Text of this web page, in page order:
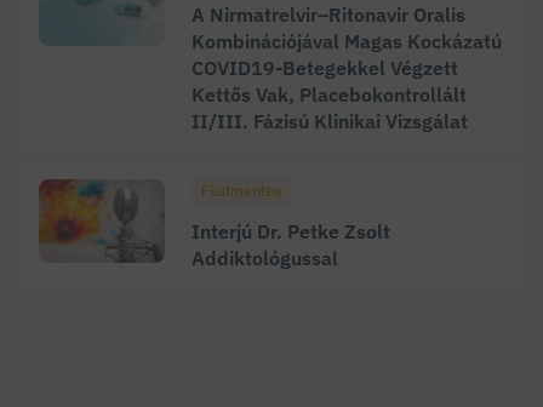
A Nirmatrelvir–Ritonavir Oralis
Kombinációjával Magas Kockázatú
COVID19-Betegekkel Végzett
Kettős Vak, Placebokontrollált
II/III. Fázisú Klinikai Vizsgálat
Füstmentes
Interjú Dr. Petke Zsolt
Addiktológussal